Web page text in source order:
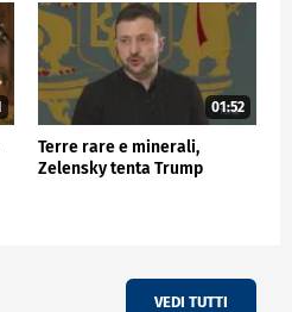
01:52
Terre rare e minerali,
Zelensky tenta Trump
VEDI TUTTI